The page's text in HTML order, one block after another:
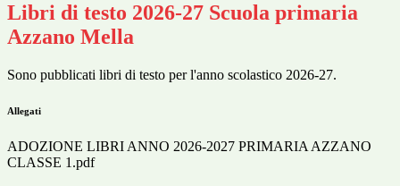
Libri di testo 2026-27 Scuola primaria
Azzano Mella
Sono pubblicati libri di testo per l'anno scolastico 2026-27.
Allegati
ADOZIONE LIBRI ANNO 2026-2027 PRIMARIA AZZANO
CLASSE 1.pdf